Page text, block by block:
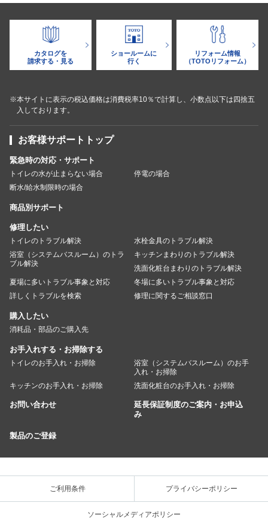
カタログを
請求する・見る
ショールームに
行く
リフォーム情報
（TOTOリフォーム）
※本サイトに表示の税込価格は消費税率10％で計算し、小数点以下は四捨五
入しております。
お客様サポートトップ
緊急時の対応・サポート
トイレの水が止まらない場合
停電の場合
断水/給水制限時の場合
商品別サポート
修理したい
トイレのトラブル解決
水栓金具のトラブル解決
浴室（システムバスルーム）のトラ
ブル解決
キッチンまわりのトラブル解決
洗面化粧台まわりのトラブル解決
夏場に多いトラブル事象と対応
冬場に多いトラブル事象と対応
詳しくトラブルを検索
修理に関するご相談窓口
購入したい
消耗品・部品のご購入先
お手入れする・お掃除する
トイレのお手入れ・お掃除
浴室（システムバスルーム）のお手
入れ・お掃除
キッチンのお手入れ・お掃除
洗面化粧台のお手入れ・お掃除
お問い合わせ
延長保証制度のご案内・お申込
み
製品のご登録
ご利用条件 プライバシーポリシー
ソーシャルメディアポリシー